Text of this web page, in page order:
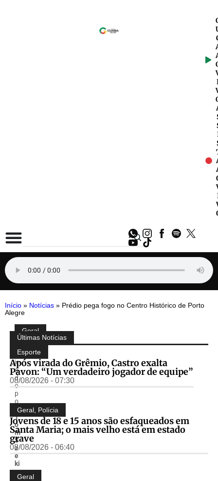
Início » Notícias » Prédio pega fogo no Centro Histórico de Porto
Alegre
Compartilhe:
Geral
P
bl
ic
a
d
o
p
o
T
o
m
S
z
e
ki
r
Últimas Notícias
Esporte
Após virada do Grêmio, Castro exalta
Pavon: “Um verdadeiro jogador de equipe”
08/08/2026 - 07:30
Geral Polícia
Jovens de 18 e 15 anos são esfaqueados em
Santa Maria; o mais velho está em estado
grave
08/08/2026 - 06:40
Geral